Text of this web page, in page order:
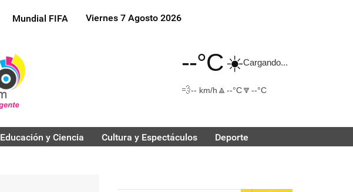
Mundial FIFA Viernes 7 Agosto 2026
--°C☀️Cargando...
💨-- km/h 🔼 --°C🔽 --°C
Educación y Ciencia Cultura y Espectáculos Deporte